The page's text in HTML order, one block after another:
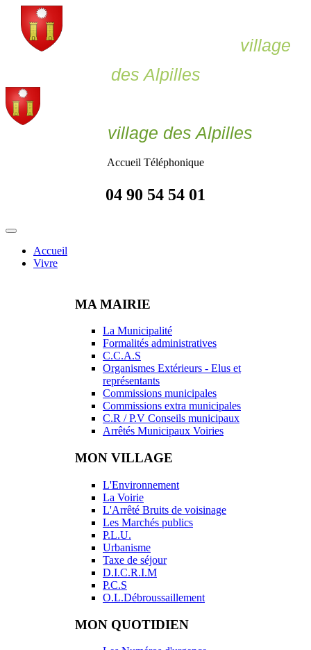
village
des Alpilles
village des Alpilles
Accueil Téléphonique
04 90 54 54 01
Accueil
Vivre
MA MAIRIE
La Municipalité
Formalités administratives
C.C.A.S
Organismes Extérieurs - Elus et
représentants
Commissions municipales
Commissions extra municipales
C.R / P.V Conseils municipaux
Arrêtés Municipaux Voiries
MON VILLAGE
L'Environnement
La Voirie
L'Arrêté Bruits de voisinage
Les Marchés publics
P.L.U.
Urbanisme
Taxe de séjour
D.I.C.R.I.M
P.C.S
O.L.Débroussaillement
MON QUOTIDIEN